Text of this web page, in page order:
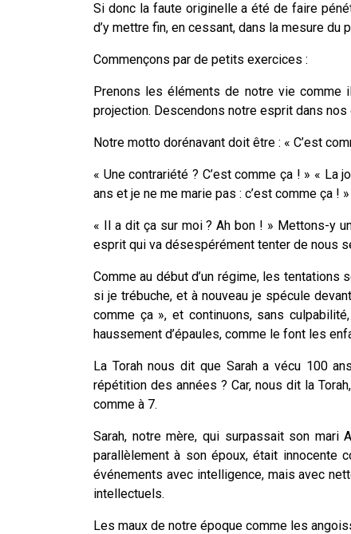
Si donc la faute originelle a été de faire
d’y mettre fin, en cessant, dans la mesure du
Commençons par de petits exercices :
Prenons les éléments de notre vie comme
projection. Descendons notre esprit dans
Notre motto dorénavant doit être : « C’est
« Une contrariété ? C’est comme ça ! » « La
ans et je ne me marie pas : c’est comme ça ! »
« Il a dit ça sur moi ? Ah bon ! » Mettons-y
esprit qui va désespérément tenter de nous
Comme au début d’un régime, les tentations
si je trébuche, et à nouveau je spécule
comme ça », et continuons, sans
haussement d’épaules, comme le font les
La Torah nous dit que Sarah a vécu 100
répétition des années ? Car, nous dit la
comme à 7.
Sarah, notre mère, qui surpassait son
parallèlement à son époux, était innocente
événements avec intelligence, mais avec
intellectuels.
Les maux de notre époque comme les